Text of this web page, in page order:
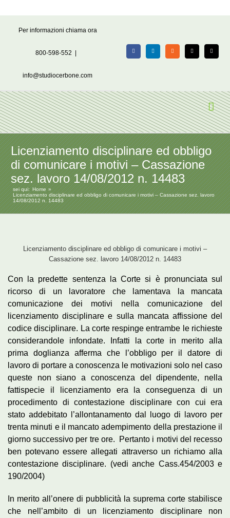
Per informazioni chiama ora
800-598-552
info@studiocerbone.com
FacebookLinkedIn Rss X Email
Licenziamento disciplinare ed obbligo
di comunicare i motivi – Cassazione
sez. lavoro 14/08/2012 n. 14483
sei qui:
Home
Licenziamento disciplinare ed obbligo di comunicare i motivi – Cassazione sez. lavoro
14/08/2012 n. 14483
Licenziamento disciplinare ed obbligo di comunicare i motivi –
Cassazione sez. lavoro 14/08/2012 n. 14483
Con la predette sentenza la Corte si è pronunciata sul
ricorso di un lavoratore che lamentava la mancata
comunicazione dei motivi nella comunicazione del
licenziamento disciplinare e sulla mancata affissione del
codice disciplinare. La corte respinge entrambe le richieste
considerandole infondate. Infatti la corte in merito alla
prima doglianza afferma che l’obbligo per il datore di
lavoro di portare a conoscenza le motivazioni solo nel caso
queste non siano a conoscenza del dipendente, nella
fattispecie il licenziamento era la conseguenza di un
procedimento di contestazione disciplinare con cui era
stato addebitato l’allontanamento dal luogo di lavoro per
trenta minuti e il mancato adempimento della prestazione il
giorno successivo per tre ore. Pertanto i motivi del recesso
ben potevano essere allegati attraverso un richiamo alla
contestazione disciplinare. (vedi anche Cass.454/2003 e
190/2004)
In merito all’onere di pubblicità la suprema corte stabilisce
che nell’ambito di un licenziamento disciplinare non